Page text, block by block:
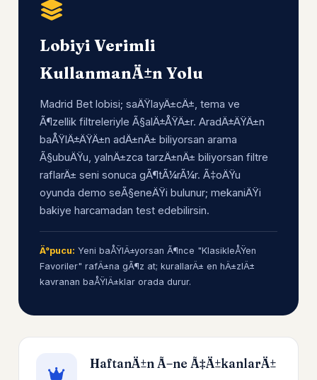
Lobiyi Verimli
KullanmanÄ±n Yolu
Madrid Bet lobisi; saÄŸlayÄ±cÄ±, tema ve
Ã¶zellik filtreleriyle Ã§alÄ±ÅŸÄ±r. AradÄ±ÄŸÄ±n
baÅŸlÄ±ÄŸÄ±n adÄ±nÄ± biliyorsan arama
Ã§ubuÄŸu, yalnÄ±zca tarzÄ±nÄ± biliyorsan filtre
raflarÄ± seni sonuca gÃ¶tÃ¼rÃ¼r. Ã‡oÄŸu
oyunda demo seÃ§eneÄŸi bulunur; mekaniÄŸi
bakiye harcamadan test edebilirsin.
Ä°pucu: Yeni baÅŸlÄ±yorsan Ã¶nce "KlasikleÅŸen
Favoriler" rafÄ±na gÃ¶z at; kurallarÄ± en hÄ±zlÄ±
kavranan baÅŸlÄ±klar orada durur.
HaftanÄ±n Ã–ne Ã‡Ä±kanlarÄ±